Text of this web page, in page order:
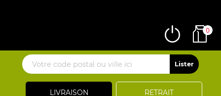
LIVRAISON RETRAIT
0